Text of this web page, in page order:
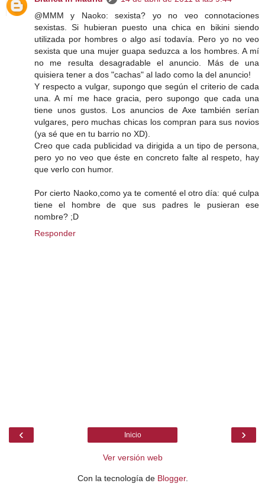
@MMM y Naoko: sexista? yo no veo connotaciones
sexistas. Si hubieran puesto una chica en bikini siendo
utilizada por hombres o algo así todavía. Pero yo no veo
sexista que una mujer guapa seduzca a los hombres. A mí
no me resulta desagradable el anuncio. Más de una
quisiera tener a dos "cachas" al lado como la del anuncio!
Y respecto a vulgar, supongo que según el criterio de cada
una. A mí me hace gracia, pero supongo que cada una
tiene unos gustos. Los anuncios de Axe también serían
vulgares, pero muchas chicas los compran para sus novios
(ya sé que en tu barrio no XD).
Creo que cada publicidad va dirigida a un tipo de persona,
pero yo no veo que éste en concreto falte al respeto, hay
que verlo con humor.
Por cierto Naoko,como ya te comenté el otro día: qué culpa
tiene el hombre de que sus padres le pusieran ese
nombre? ;D
Responder
‹ ›
Inicio
Ver versión web
Con la tecnología de Blogger.